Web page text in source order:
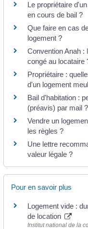
Le propriétaire
en cours de bail ?
Que faire en cas
logement ?
Convention Anah :
congé au locataire
Propriétaire :
d'un logement
Bail d'habitation :
(préavis) par mail ?
Vendre un
les règles ?
Une lettre
valeur légale ?
Pour en savoir plus
Logement vide :
de location
Institut national de la